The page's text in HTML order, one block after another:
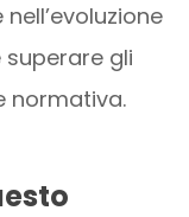
superare gli
normativa.